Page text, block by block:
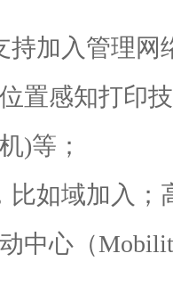
加入管理网
置感知打印
)等；
比如域加入
中心（